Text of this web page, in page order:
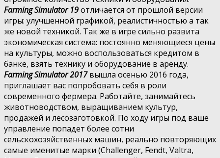
Farming Simulator 19отличается от прошлой версии
игры: улучшенной графикой, реалистичностью а так
же новой техникой. Так же в игре сильно развита
экономическая система: постоянно меняющиеся цены
на культуры, можно воспользоваться кредитом в
банке, взять технику и оборудование в аренду.
Farming Simulator 2017вышла осенью 2016 года,
приглашает вас попробовать себя в роли
современного фермера. Работайте, занимайтесь
животноводством, выращиванием культур,
продажей и лесозаготовкой. По ходу игры под ваше
управление попадет более сотни
сельскохозяйственных машин, реально повторяющих
самые именитые марки (Challenger, Fendt, Valtra,